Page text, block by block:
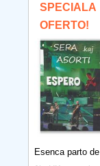
SPECIALA
OFERTO!
Esenca parto de